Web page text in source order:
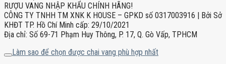
RƯỢU VANG NHẬP KHẨU CHÍNH HÃNG!
CÔNG TY TNHH TM XNK K HOUSE – GPKD số 0317003916 | Bởi Sở
KHĐT TP. Hồ Chí Minh cấp: 29/10/2021
Địa chỉ: Số 69-71 Phạm Huy Thông, P. 17, Q. Gò Vấp, TPHCM
Làm sao để chọn được chai vang phù hợp nhất